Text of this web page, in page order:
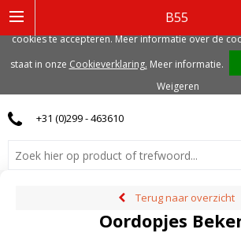
B55
0
+31 (0)299 - 463610
Terug naar overzicht
Oordopjes
gerelateerde cookies. Voor de beste
cookies te accepteren. Meer informatie over de
staat in onze Cookieverklaring. Meer informatie.
Weigeren